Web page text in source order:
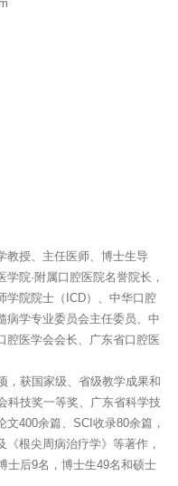
授、主任医师、博士生导
院·附属口腔医院名誉院长，
学院院士（ICD）、中华口腔
病学专业委员会主任委员、中
腔医学会会长、广东省口腔医
获国家级、省级教学成果和
科技奖一等奖、广东省科学技
400余篇、SCI收录80余篇，
根尖周病治疗学》等著作，
士后9名，博士生49名和硕士